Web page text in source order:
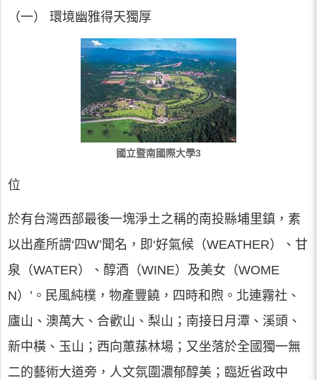
（一） 環境幽雅得天獨厚
國立暨南國際大學3
位
於有台灣西部最後一塊淨土之稱的南投縣埔里鎮，素
以出產所謂‘四W’聞名，即‘好氣候（WEATHER）、甘
泉（WATER）、醇酒（WINE）及美女（WOME
N）’。民風純樸，物產豐饒，四時和煦。北連霧社、
廬山、澳萬大、合歡山、梨山；南接日月潭、溪頭、
新中橫、玉山；西向蕙蓀林場；又坐落於全國獨一無
二的藝術大道旁，人文氛圍濃郁醇美；臨近省政中